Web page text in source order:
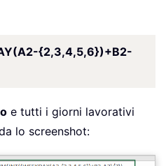
{2,3,4,5,6})+B2-
e tutti i giorni lavorativi
lo screenshot: